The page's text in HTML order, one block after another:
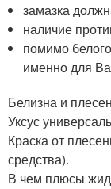
замазка
наличие
помимо
именно для
Белизна и
Уксус
Краска от
средства).
В чем плюсы